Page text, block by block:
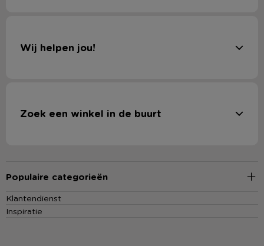
Wij helpen jou!
Zoek een winkel in de buurt
Populaire categorieën
Klantendienst
Inspiratie